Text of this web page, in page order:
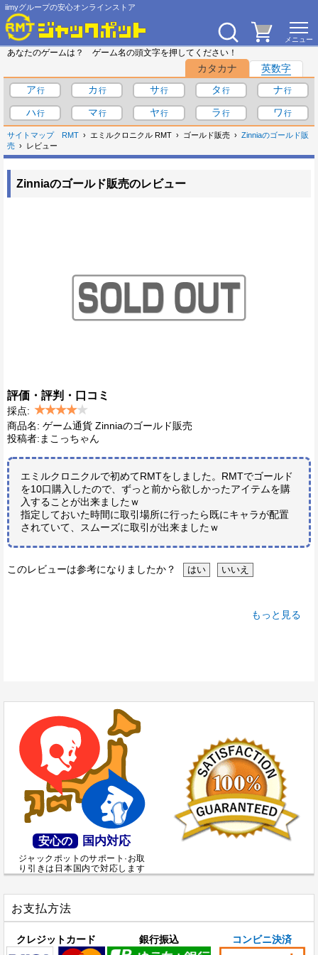
iimyグループの安心オンラインストア
あなたのゲームは？ ゲーム名の頭文字を押してください！
カタカナ
英数字
ア
カ サ タ
ナ
ハ
マ ヤ ラ ワ
サイトマップ RMT エミルクロニクル RMT ゴールド販売
Zinniaのゴールド販
売
レビュー
Zinniaのゴールド販売のレビュー
評価・評判・口コミ
採点:
商品名: ゲーム通貨 Zinniaのゴールド販売
投稿者:まこっちゃん
エミルクロニクルで初めてRMTをしました。RMTでゴールド
を10口購入したので、ずっと前から欲しかったアイテムを購
入することが出来ましたｗ
指定しておいた時間に取引場所に行ったら既にキャラが配置
されていて、スムーズに取引が出来ましたｗ
このレビューは参考になりましたか？
もっと見る
安心の 国内対応
ジャックポットのサポート·お取
り引きは日本国内で対応します
お支払方法
クレジットカード 銀行振込 コンビニ決済